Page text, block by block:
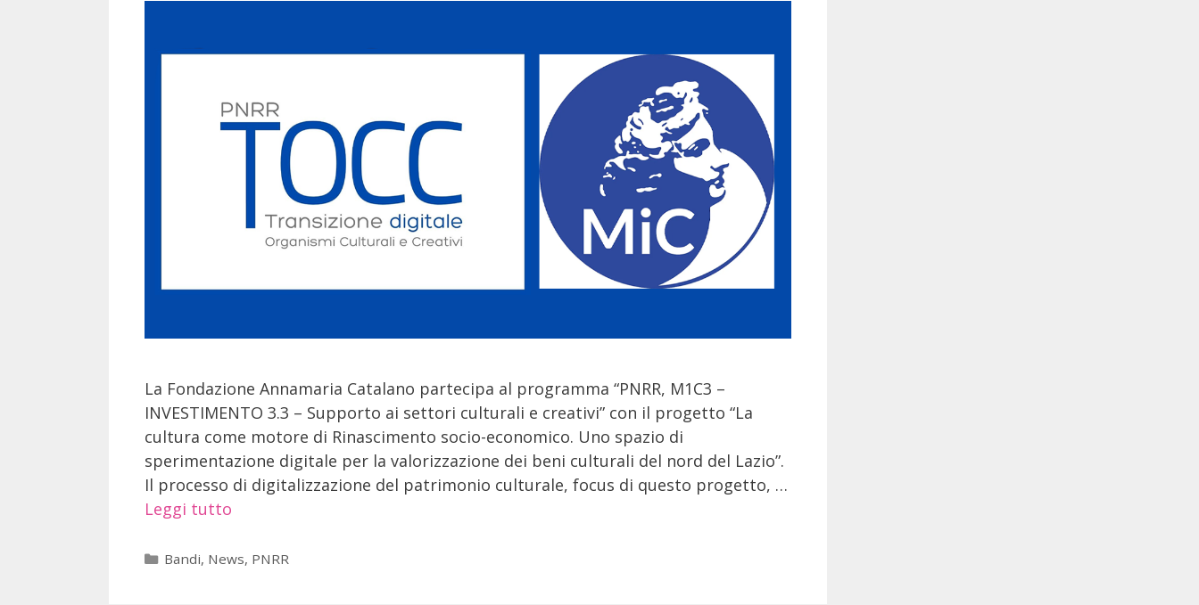
La Fondazione Annamaria Catalano partecipa al programma “PNRR, M1C3 –
INVESTIMENTO 3.3 – Supporto ai settori culturali e creativi” con il progetto “La
cultura come motore di Rinascimento socio-economico. Uno spazio di
sperimentazione digitale per la valorizzazione dei beni culturali del nord del Lazio”.
Il processo di digitalizzazione del patrimonio culturale, focus di questo progetto, …
Leggi tutto
Bandi, News, PNRR